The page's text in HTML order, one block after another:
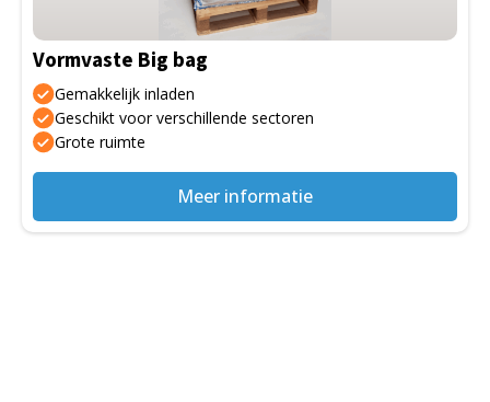
Vormvaste Big bag
Gemakkelijk inladen
Geschikt voor verschillende sectoren
Grote ruimte
Meer informatie
gekozen
worden
op
de
productpagina